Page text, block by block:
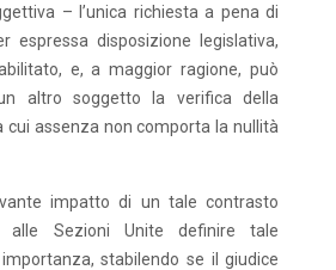
– l’unica richiesta a pena di
espressa disposizione legislativa,
e, a maggior ragione, può
altro soggetto la verifica della
assenza non comporta la nullità
impatto di un tale contrasto
alle Sezioni Unite definire tale
stabilendo se il giudice